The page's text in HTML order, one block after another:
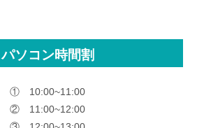
パソコン時間割
① 10:00~11:00
② 11:00~12:00